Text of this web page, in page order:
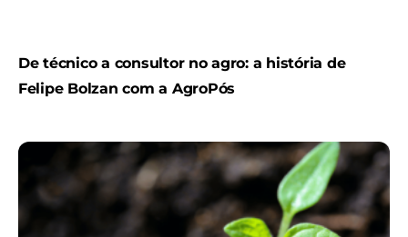
De técnico a consultor no agro: a história de
Felipe Bolzan com a AgroPós